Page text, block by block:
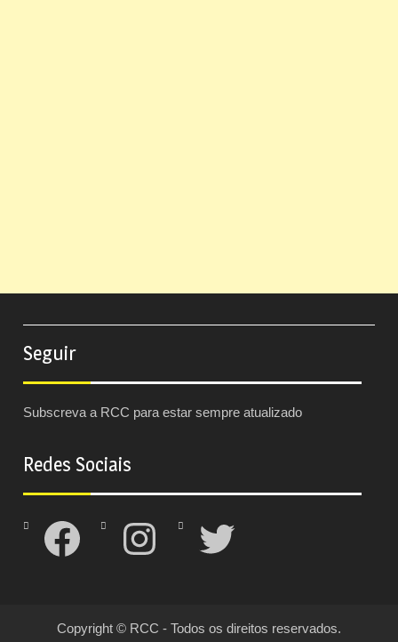
Seguir
Subscreva a RCC para estar sempre atualizado
Redes Sociais
Facebook Instagram Twitter
Copyright © RCC - Todos os direitos reservados.